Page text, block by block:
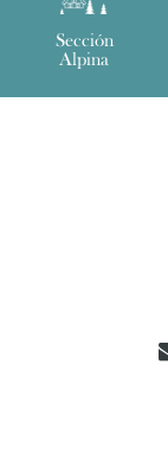
Sección
Alpina